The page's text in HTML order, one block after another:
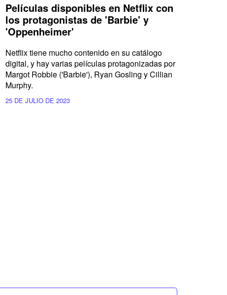
Películas disponibles en Netflix con
los protagonistas de 'Barbie' y
'Oppenheimer'
Netflix tiene mucho contenido en su catálogo
digital, y hay varias películas protagonizadas por
Margot Robbie ('Barbie'), Ryan Gosling y Cillian
Murphy.
25 DE JULIO DE 2023